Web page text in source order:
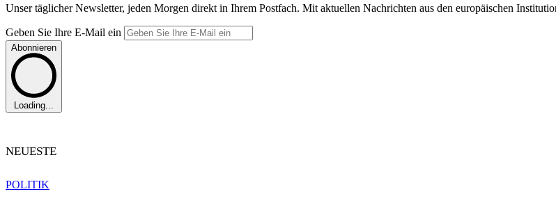
Unser täglicher Newsletter, jeden Morgen direkt in Ihrem Postfach. Mit aktuellen Nachrichten aus den europäischen
Geben Sie Ihre E-Mail ein
Abonnieren
Loading...
NEUESTE
POLITIK